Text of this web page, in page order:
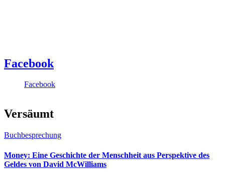
Facebook
Facebook
Versäumt
Buchbesprechung
Money: Eine Geschichte der Menschheit aus Perspektive des
Geldes von David McWilliams